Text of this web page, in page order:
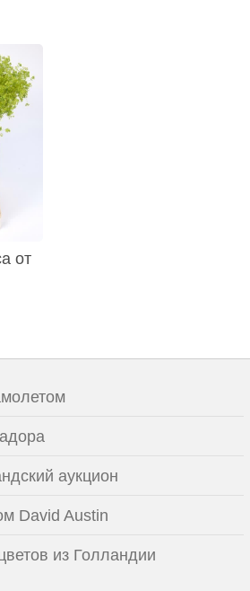
от
аукцион
David Austin
из Голландии